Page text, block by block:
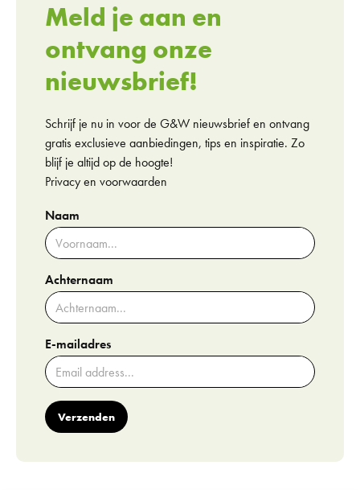
Meld je aan en
ontvang onze
nieuwsbrief!
Schrijf je nu in voor de G&W nieuwsbrief en ontvang
gratis exclusieve aanbiedingen, tips en inspiratie. Zo
blijf je altijd op de hoogte!
Privacy en voorwaarden
Naam
Achternaam
E-mailadres
Verzenden